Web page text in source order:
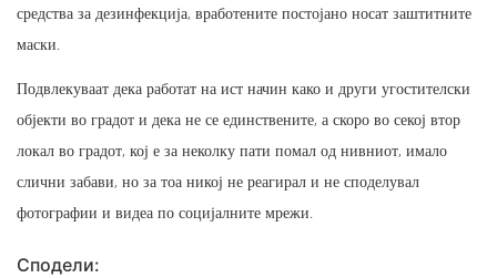
средства за дезинфекција, вработените постојано носат заштитните
маски.
Подвлекуваат дека работат на ист начин како и други угостителски
објекти во градот и дека не се единствените, а скоро во секој втор
локал во градот, кој е за неколку пати помал од нивниот, имало
слични забави, но за тоа никој не реагирал и не споделувал
фотографии и видеа по социјалните мрежи.
Сподели: